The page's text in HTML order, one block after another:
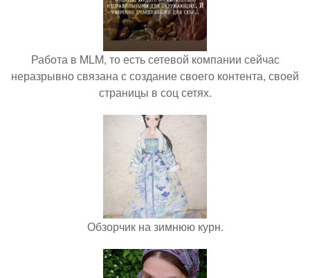
Работа в MLM, то есть сетевой компании сейчас
неразрывно связана с создание своего контента, своей
страницы в соц сетях.
Обзорчик на зимнюю курн.